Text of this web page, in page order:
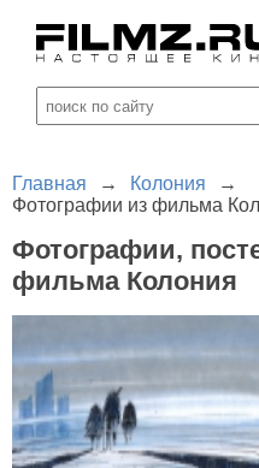
Главная → Колония
→
Фотографии из фильма
Фотографии,
фильма Колония